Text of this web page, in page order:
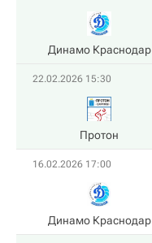
Динамо Краснодар
22.02.2026 15:30
Протон
16.02.2026 17:00
Динамо Краснодар